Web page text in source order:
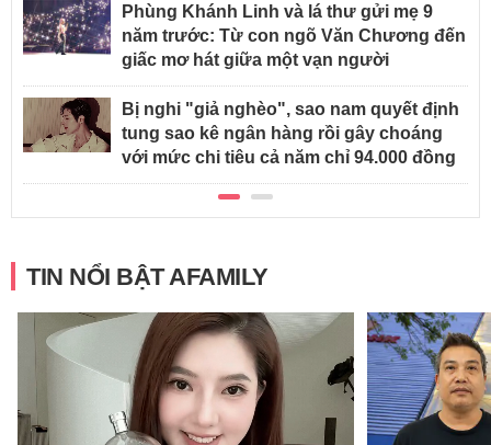
Phùng Khánh Linh và lá thư gửi mẹ 9
năm trước: Từ con ngõ Văn Chương đến
giấc mơ hát giữa một vạn người
Bị nghi "giả nghèo", sao nam quyết định
tung sao kê ngân hàng rồi gây choáng
với mức chi tiêu cả năm chỉ 94.000 đồng
TIN NỔI BẬT AFAMILY